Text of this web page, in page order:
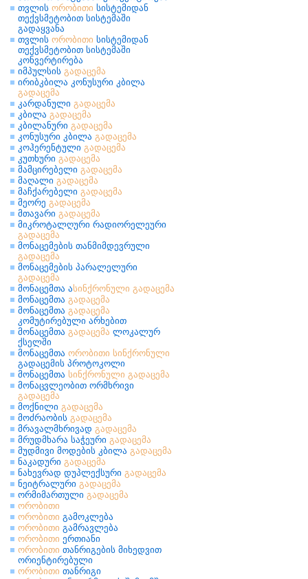
თვლის ორობითი სისტემიდან
თექვსმეტობით სისტემაში
გადაყვანა
თვლის ორობითი სისტემიდან
თექვსმეტობით სისტემაში
კონვერტირება
იმპულსის გადაცემა
ირიბკბილა კონუსური კბილა
გადაცემა
კარდანული გადაცემა
კბილა გადაცემა
კბილანური გადაცემა
კონუსური კბილა გადაცემა
კოჰერენტული გადაცემა
კუთხური გადაცემა
მამცირებელი გადაცემა
მაღალი გადაცემა
მაჩქარებელი გადაცემა
მეორე გადაცემა
მთავარი გადაცემა
მიკროტალღური რადიორელეური
გადაცემა
მონაცემების თანმიმდევრული
გადაცემა
მონაცემების პარალელური
გადაცემა
მონაცემთა ასინქრონული გადაცემა
მონაცემთა გადაცემა
მონაცემთა გადაცემა
კომუტირებული არხებით
მონაცემთა გადაცემა ლოკალურ
ქსელში
მონაცემთა ორობითი სინქრონული
გადაცემის პროტოკოლი
მონაცემთა სინქრონული გადაცემა
მონაცვლეობით ორმხრივი
გადაცემა
მოქნილი გადაცემა
მოძრაობის გადაცემა
მრავალმხრივად გადაცემა
მრუდმხარა საჭეური გადაცემა
მუდმივი მოდების კბილა გადაცემა
ნაკადური გადაცემა
ნახევრად დუპლექსური გადაცემა
ნეიტრალური გადაცემა
ორმიმართული გადაცემა
ორობითი
ორობითი გამოკლება
ორობითი გამრავლება
ორობითი ერთიანი
ორობითი თანრიგების მიხედვით
ორიენტირებული
ორობითი თანრიგი